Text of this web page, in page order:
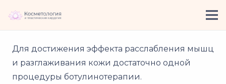
Для достижения эффекта расслабления мышц
и разглаживания кожи достаточно одной
процедуры ботулинотерапии.